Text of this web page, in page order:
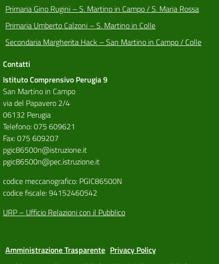
Primaria Gino Rugini – S. Martino in Campo / S. Maria Rossa
Primaria Umberto Calzoni – S. Martino in Colle
Secondaria Margherita Hack – San Martino in Campo / Colle
Contatti
Istituto Comprensivo Perugia 9
San Martino in Campo
via del Papavero 2/4
06132 Perugia
Telefono: 075 609621
Fax: 075 609207
pgic86500n@istruzione.it
pgic86500n@pec.istruzione.it
codice meccanografico: PGIC86500N
codice fiscale: 94152460542
URP – Ufficio Relazioni con il Pubblico
Amministrazione Trasparente Privacy Policy